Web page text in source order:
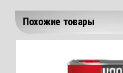
Похожие товары